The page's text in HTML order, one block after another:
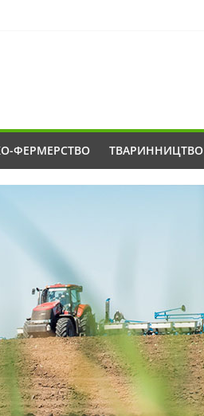
ФЕРМЕРСТВО ТВАРИННИЦТВО